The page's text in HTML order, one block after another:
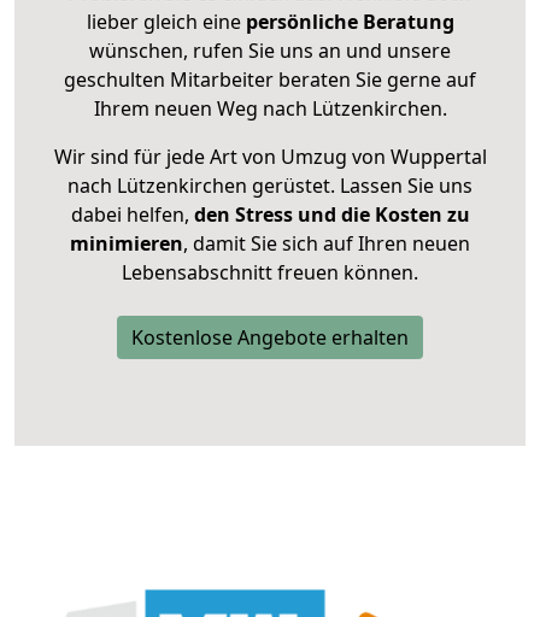
lieber gleich eine persönliche Beratung
wünschen, rufen Sie uns an und unsere
geschulten Mitarbeiter beraten Sie gerne auf
Ihrem neuen Weg nach Lützenkirchen.
Wir sind für jede Art von Umzug von Wuppertal
nach Lützenkirchen gerüstet. Lassen Sie uns
dabei helfen, den Stress und die Kosten zu
minimieren, damit Sie sich auf Ihren neuen
Lebensabschnitt freuen können.
Kostenlose Angebote erhalten